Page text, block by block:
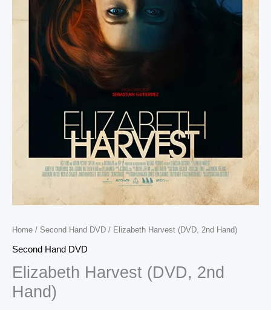
Home / Second Hand DVD / Elizabeth Harvest (DVD, 2nd Hand)
Second Hand DVD
Elizabeth Harvest (DVD, 2nd
Hand)